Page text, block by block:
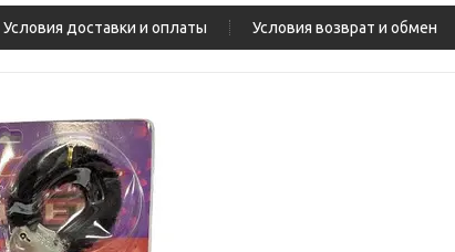
Условия доставки и оплаты Условия возврат и обмен